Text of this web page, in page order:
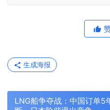
生成海报
LNG船争夺战：中国订单5